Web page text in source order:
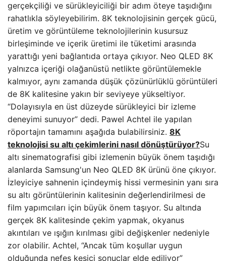
gerçekçiliği ve sürükleyiciliği bir adım öteye taşıdığını
rahatlıkla söyleyebilirim. 8K teknolojisinin gerçek gücü,
üretim ve görüntüleme teknolojilerinin kusursuz
birleşiminde ve içerik üretimi ile tüketimi arasında
yarattığı yeni bağlantıda ortaya çıkıyor. Neo QLED 8K
yalnızca içeriği olağanüstü netlikte görüntülemekle
kalmıyor, aynı zamanda düşük çözünürlüklü görüntüleri
de 8K kalitesine yakın bir seviyeye yükseltiyor.
“Dolayısıyla en üst düzeyde sürükleyici bir izleme
deneyimi sunuyor” dedi. Pawel Achtel ile yapılan
röportajın tamamını aşağıda bulabilirsiniz. 8K
teknolojisi su altı çekimlerini nasıl dönüştürüyor?Su
altı sinematografisi gibi izlemenin büyük önem taşıdığı
alanlarda Samsung'un Neo QLED 8K ürünü öne çıkıyor.
İzleyiciye sahnenin içindeymiş hissi vermesinin yanı sıra
su altı görüntülerinin kalitesinin değerlendirilmesi de
film yapımcıları için büyük önem taşıyor. Su altında
gerçek 8K kalitesinde çekim yapmak, okyanus
akıntıları ve ışığın kırılması gibi değişkenler nedeniyle
zor olabilir. Achtel, “Ancak tüm koşullar uygun
olduğunda nefes kesici sonuçlar elde ediliyor”